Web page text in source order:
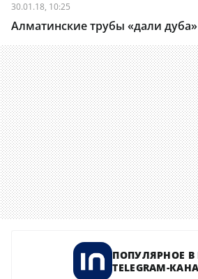
30.01.18, 10:25
Алматинские трубы «дали дуба»